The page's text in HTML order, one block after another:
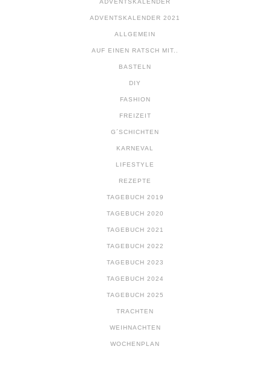
ADVENTSKALENDER
ADVENTSKALENDER 2021
ALLGEMEIN
AUF EINEN RATSCH MIT..
BASTELN
DIY
FASHION
FREIZEIT
G´SCHICHTEN
KARNEVAL
LIFESTYLE
REZEPTE
TAGEBUCH 2019
TAGEBUCH 2020
TAGEBUCH 2021
TAGEBUCH 2022
TAGEBUCH 2023
TAGEBUCH 2024
TAGEBUCH 2025
TRACHTEN
WEIHNACHTEN
WOCHENPLAN